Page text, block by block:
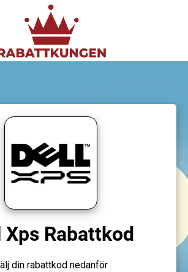
Xps Rabattkod
din rabattkod nedanför